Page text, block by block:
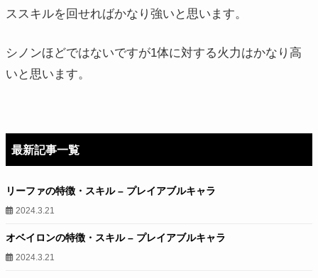
ススキルを回せればかなり強いと思います。
シノンほどではないですが1体に対する火力はかなり高
いと思います。
最新記事一覧
リーファの特徴・スキル – プレイアブルキャラ
2024.3.21
オベイロンの特徴・スキル – プレイアブルキャラ
2024.3.21